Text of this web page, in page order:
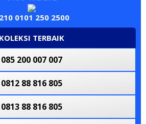
0813 60 800 800
0813 70 900 900
0812 900 911
0812 90 909 909
0812 5555 8080
0101 250 2500
KOLEKSI TERBAIK
085 60606 0000
081 2662 5758
085 200 007 007
0812 88 816 805
0813 88 816 805